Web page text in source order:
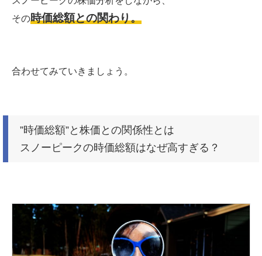
その時価総額との関わり。
合わせてみていきましょう。
”時価総額”と株価との関係性とは
スノーピークの時価総額はなぜ高すぎる？